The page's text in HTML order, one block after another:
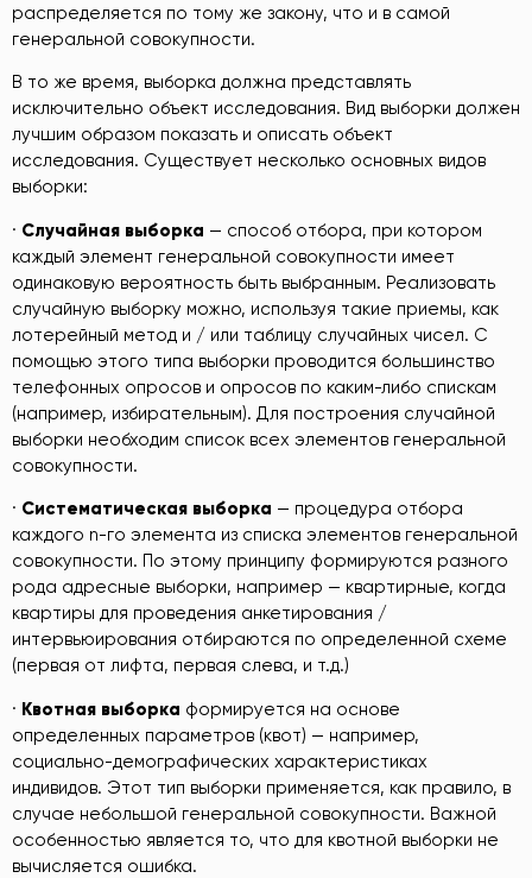
распределяется по тому же закону, что и в самой
генеральной совокупности.
В то же время, выборка должна представлять
исключительно объект исследования. Вид выборки должен
лучшим образом показать и описать объект
исследования. Существует несколько основных видов
выборки:
· Случайная выборка — способ отбора, при котором
каждый элемент генеральной совокупности имеет
одинаковую вероятность быть выбранным. Реализовать
случайную выборку можно, используя такие приемы, как
лотерейный метод и / или таблицу случайных чисел. С
помощью этого типа выборки проводится большинство
телефонных опросов и опросов по каким-либо спискам
(например, избирательным). Для построения случайной
выборки необходим список всех элементов генеральной
совокупности.
· Систематическая выборка — процедура отбора
каждого n-го элемента из списка элементов генеральной
совокупности. По этому принципу формируются разного
рода адресные выборки, например — квартирные, когда
квартиры для проведения анкетирования /
интервьюирования отбираются по определенной схеме
(первая от лифта, первая слева, и т.д.)
· Квотная выборка формируется на основе
определенных параметров (квот) — например,
социально-демографических характеристиках
индивидов. Этот тип выборки применяется, как правило, в
случае небольшой генеральной совокупности. Важной
особенностью является то, что для квотной выборки не
вычисляется ошибка.